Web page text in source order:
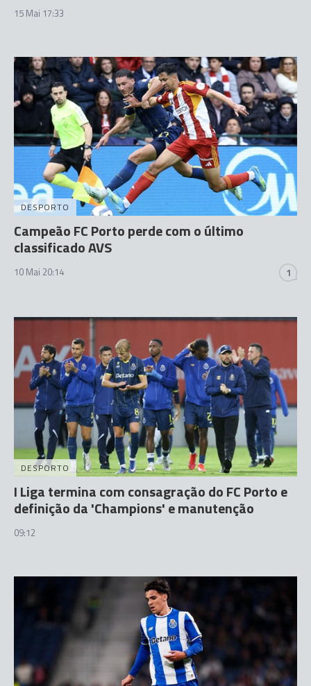
15 Mai 17:33
DESPORTO
Campeão FC Porto perde com o último
classificado AVS
10 Mai 20:14 1
DESPORTO
I Liga termina com consagração do FC Porto e
definição da 'Champions' e manutenção
09:12